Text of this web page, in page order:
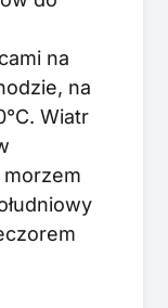
na
na
Wiatr